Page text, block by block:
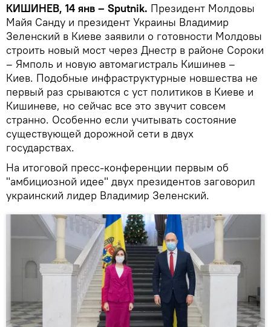
КИШИНЕВ, 14 янв – Sputnik. Президент Молдовы
Майя Санду и президент Украины Владимир
Зеленский в Киеве заявили о готовности Молдовы
строить новый мост через Днестр в районе Сороки
– Ямполь и новую автомагистраль Кишинев –
Киев. Подобные инфраструктурные новшества не
первый раз срываются с уст политиков в Киеве и
Кишиневе, но сейчас все это звучит совсем
странно. Особенно если учитывать состояние
существующей дорожной сети в двух
государствах.
На итоговой пресс-конференции первым об
"амбициозной идее" двух президентов заговорил
украинский лидер Владимир Зеленский.